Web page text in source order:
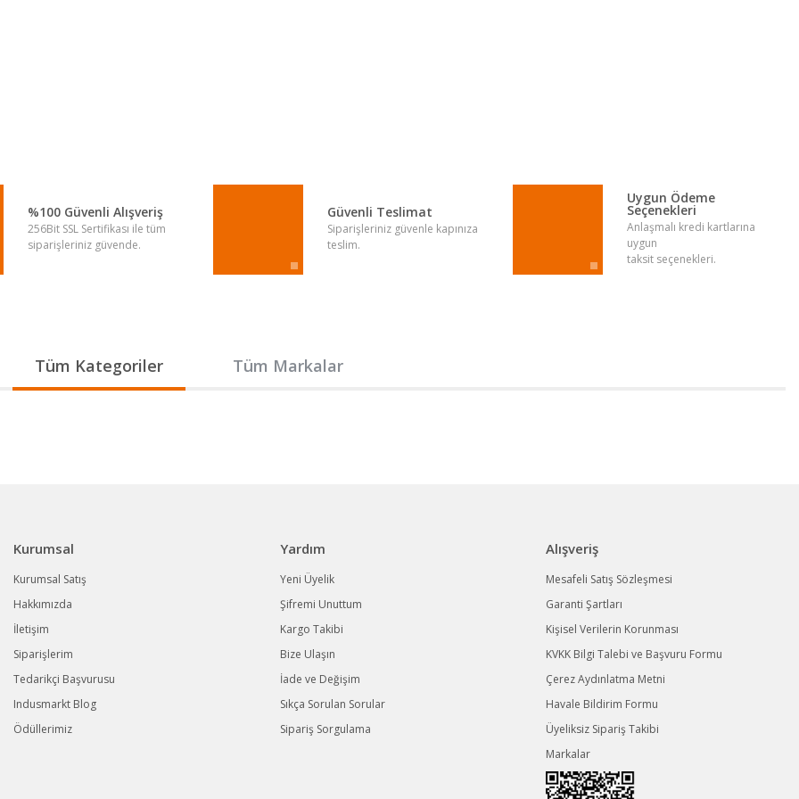
%100 Güvenli Alışveriş
256Bit SSL Sertifikası ile tüm
siparişleriniz güvende.
Güvenli Teslimat
Siparişleriniz güvenle kapınıza
teslim.
Uygun Ödeme
Seçenekleri
Anlaşmalı kredi kartlarına
uygun
taksit seçenekleri.
Tüm Kategoriler Tüm Markalar
Kurumsal
Kurumsal Satış
Hakkımızda
İletişim
Siparişlerim
Tedarikçi Başvurusu
Indusmarkt Blog
Ödüllerimiz
Yardım
Yeni Üyelik
Şifremi Unuttum
Kargo Takibi
Bize Ulaşın
İade ve Değişim
Sıkça Sorulan Sorular
Sipariş Sorgulama
Alışveriş
Mesafeli Satış Sözleşmesi
Garanti Şartları
Kişisel Verilerin Korunması
KVKK Bilgi Talebi ve Başvuru Formu
Çerez Aydınlatma Metni
Havale Bildirim Formu
Üyeliksiz Sipariş Takibi
Markalar